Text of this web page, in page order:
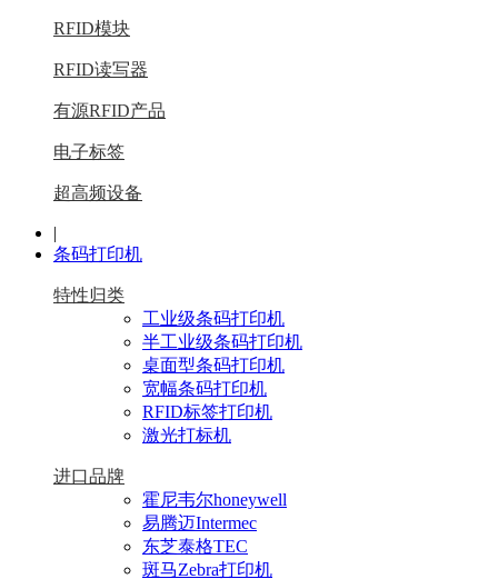
RFID模块
RFID读写器
有源RFID产品
电子标签
超高频设备
|
条码打印机
特性归类
工业级条码打印机
半工业级条码打印机
桌面型条码打印机
宽幅条码打印机
RFID标签打印机
激光打标机
进口品牌
霍尼韦尔honeywell
易腾迈Intermec
东芝泰格TEC
斑马Zebra打印机